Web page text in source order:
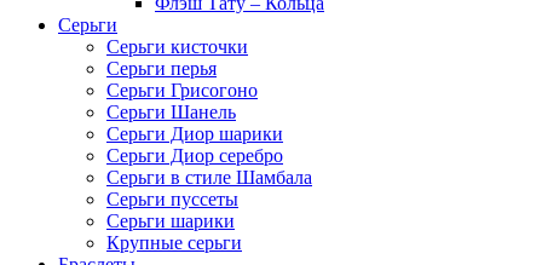
Серьги
Серьги кисточки
Серьги перья
Серьги Грисогоно
Серьги Шанель
Серьги Диор шарики
Серьги Диор серебро
Серьги в стиле Шамбала
Серьги пуссеты
Серьги шарики
Крупные серьги